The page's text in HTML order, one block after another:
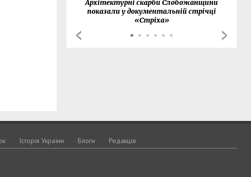
Архітектурні скарби Слобожанщини
показали у документальній стрічці
«Стріха»
Історія України Блоги Редакція